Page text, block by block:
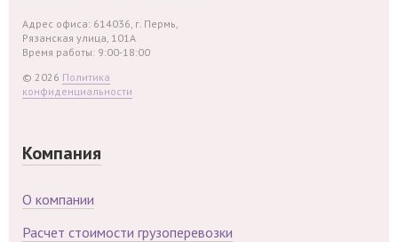
Компания
О компании
Расчет стоимости грузоперевозки
Адрес офиса: 614036, г. Пермь,
Рязанская улица, 101А
Время работы: 9:00-18:00
© 2026 Политика
конфиденциальности